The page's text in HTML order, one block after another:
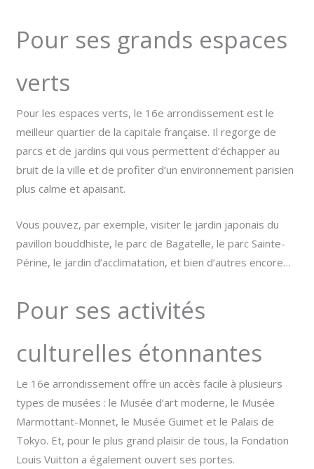
Pour ses grands espaces
verts
Pour les espaces verts, le 16e arrondissement est le
meilleur quartier de la capitale française. Il regorge de
parcs et de jardins qui vous permettent d’échapper au
bruit de la ville et de profiter d’un environnement parisien
plus calme et apaisant.
Vous pouvez, par exemple, visiter le jardin japonais du
pavillon bouddhiste, le parc de Bagatelle, le parc Sainte-
Périne, le jardin d’acclimatation, et bien d’autres encore…
Pour ses activités
culturelles étonnantes
Le 16e arrondissement offre un accès facile à plusieurs
types de musées : le Musée d’art moderne, le Musée
Marmottant-Monnet, le Musée Guimet et le Palais de
Tokyo. Et, pour le plus grand plaisir de tous, la Fondation
Louis Vuitton a également ouvert ses portes.